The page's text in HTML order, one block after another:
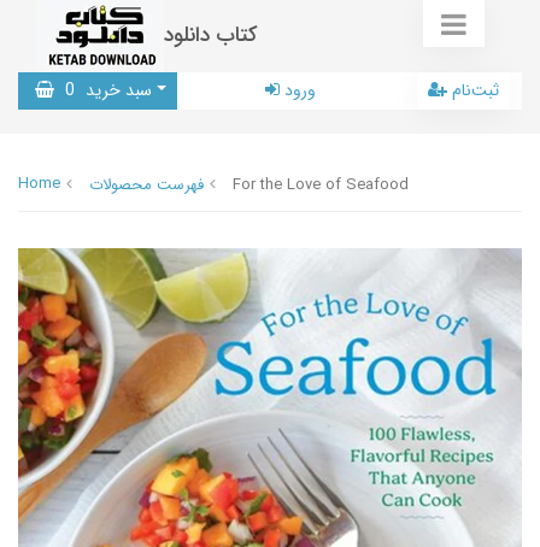
کتاب دانلود
سبد خرید 0 ورود ثبت‌نام
Home فهرست محصولات For the Love of Seafood